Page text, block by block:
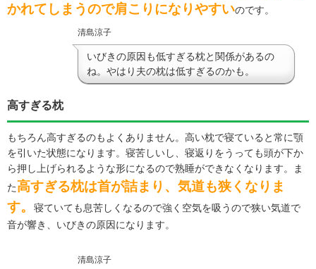
かれてしまうので肩こりになりやすいのです。
清島涼子
いびきの原因も低すぎる枕と関係があるの
ね。やはり夫の枕は低すぎるのかも。
高すぎる枕
もちろん高すぎるのもよくありません。高い枕で寝ていると常に顎
を引いた状態になります。寝苦しいし、寝返りをうっても頭が下か
ら押し上げられるような形になるので熟睡ができなくなります。ま
た高すぎる枕は首が詰まり、気道も狭くなりま
す。
寝ていても息苦しくなるので強く空気を吸うので狭い気道で
音が響き、いびきの原因になります。
清島涼子